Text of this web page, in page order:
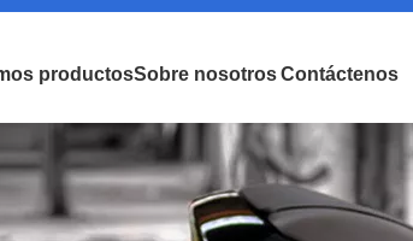
productosSobre nosotrosContáctenos